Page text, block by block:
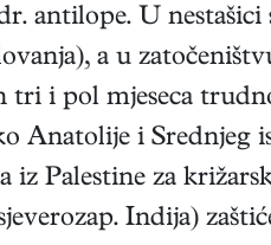
antilope. U nestašici
a u
tri i pol mjeseca
Anatolije i Srednjeg
iz Palestine za
Indija)